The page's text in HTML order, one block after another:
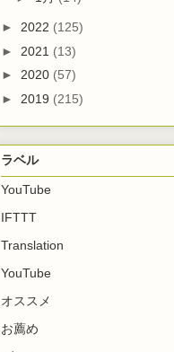
► 2022 (125)
► 2021 (13)
► 2020 (57)
► 2019 (215)
ラベル
YouTube
IFTTT
Translation
YouTube
オススメ
お薦め